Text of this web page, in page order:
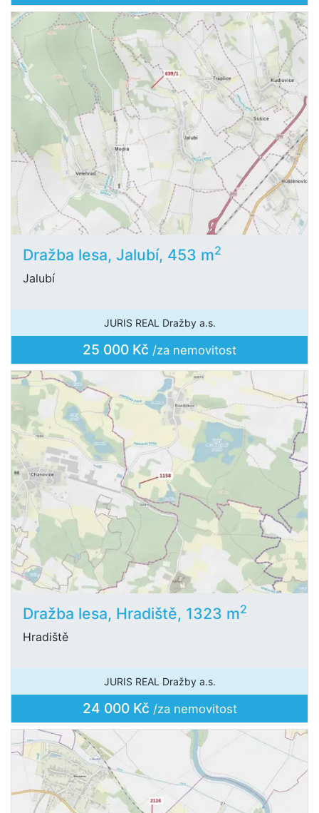
Dražba lesa, Jalubí, 453 m2
Jalubí
JURIS REAL Dražby a.s.
25 000 Kč /za nemovitost
Dražba lesa, Hradiště, 1323 m2
Hradiště
JURIS REAL Dražby a.s.
24 000 Kč /za nemovitost